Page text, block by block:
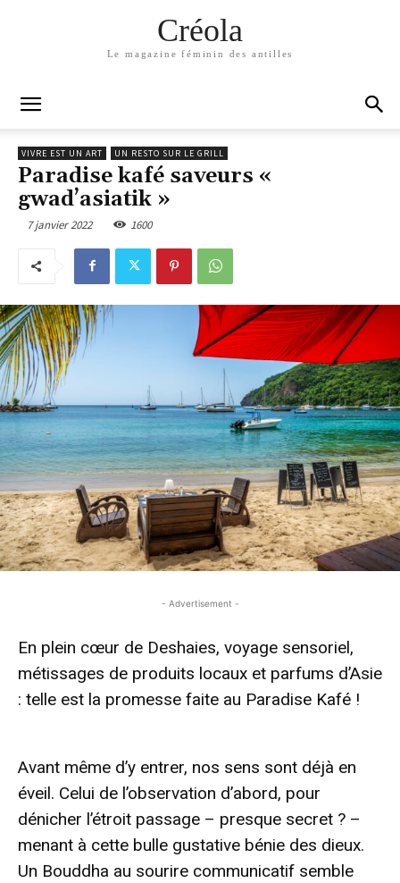
Créola
Le magazine féminin des antilles
VIVRE EST UN ART UN RESTO SUR LE GRILL
Paradise kafé saveurs «
gwad’asiatik »
7 janvier 2022 1600
- Advertisement -
En plein cœur de Deshaies, voyage sensoriel,
métissages de produits locaux et parfums d’Asie
: telle est la promesse faite au Paradise Kafé !
Avant même d’y entrer, nos sens sont déjà en
éveil. Celui de l’observation d’abord, pour
dénicher l’étroit passage – presque secret ? –
menant à cette bulle gustative bénie des dieux.
Un Bouddha au sourire communicatif semble